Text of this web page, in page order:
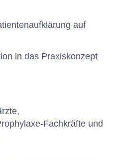
auf
in das Praxiskonzept
Fachkräfte und